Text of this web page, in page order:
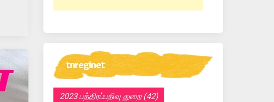
tnreginet
2023 பத்திரப்பதிவு துறை(42)